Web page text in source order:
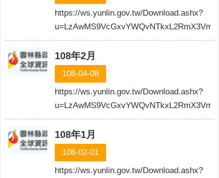
https://ws.yunlin.gov.tw/Download.ashx?
108年2月
108-04-08
https://ws.yunlin.gov.tw/Download.ashx?
108年1月
108-02-01
https://ws.yunlin.gov.tw/Download.ashx?